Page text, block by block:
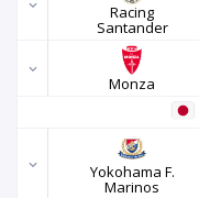
Racing
Santander
Monza
Yokohama F.
Marinos